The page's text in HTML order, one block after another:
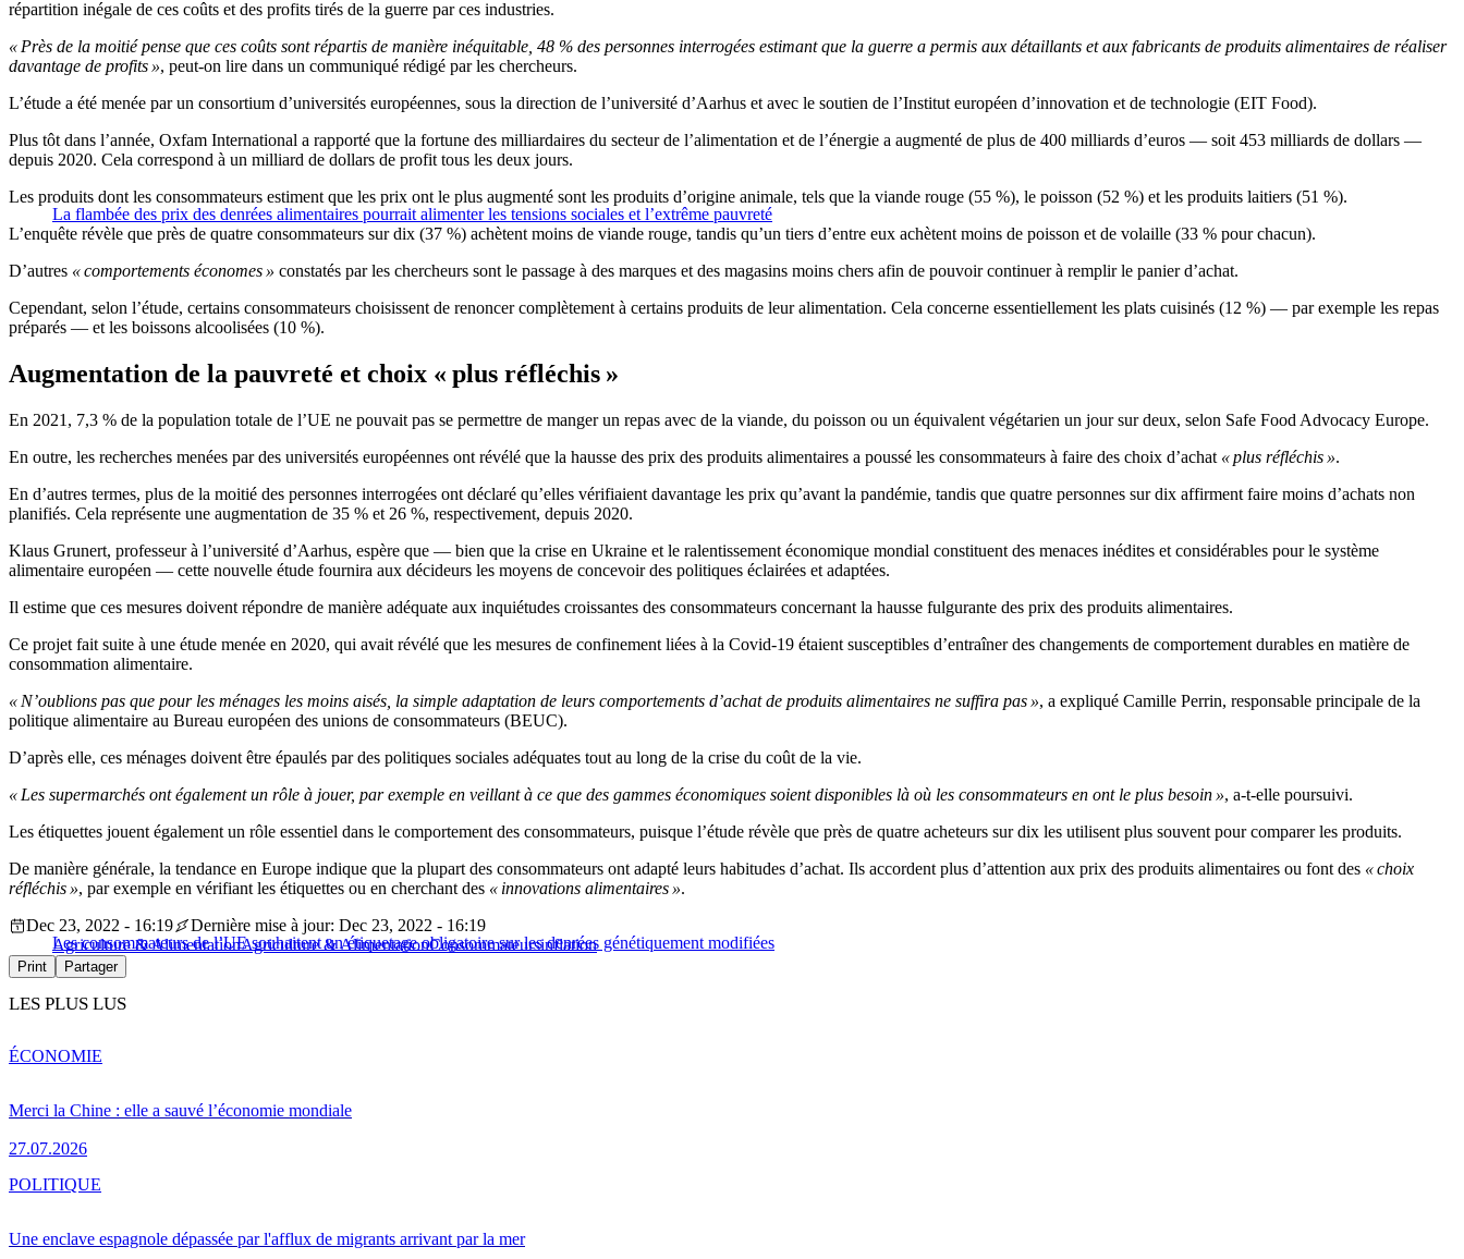
répartition inégale de ces coûts et des profits tirés de la guerre par ces industries.
« Près de la moitié pense que ces coûts sont répartis de manière inéquitable, 48 % des personnes interrogées estimant que la guerre a permis aux détaillants et aux fabricants de produits alimentaires de réaliser
davantage de profits », peut-on lire dans un communiqué rédigé par les chercheurs.
L’étude a été menée par un consortium d’universités européennes, sous la direction de l’université d’Aarhus et avec le soutien de l’Institut européen d’innovation et de technologie (EIT Food).
Plus tôt dans l’année, Oxfam International a rapporté que la fortune des milliardaires du secteur de l’alimentation et de l’énergie a augmenté de plus de 400 milliards d’euros — soit 453 milliards de dollars —
depuis 2020. Cela correspond à un milliard de dollars de profit tous les deux jours.
La flambée des prix des denrées alimentaires pourrait alimenter les tensions sociales et l’extrême pauvreté
Les produits dont les consommateurs estiment que les prix ont le plus augmenté sont les produits d’origine animale, tels que la viande rouge (55 %), le poisson (52 %) et les produits laitiers (51 %).
L’enquête révèle que près de quatre consommateurs sur dix (37 %) achètent moins de viande rouge, tandis qu’un tiers d’entre eux achètent moins de poisson et de volaille (33 % pour chacun).
D’autres « comportements économes » constatés par les chercheurs sont le passage à des marques et des magasins moins chers afin de pouvoir continuer à remplir le panier d’achat.
Cependant, selon l’étude, certains consommateurs choisissent de renoncer complètement à certains produits de leur alimentation. Cela concerne essentiellement les plats cuisinés (12 %) — par exemple les repas
préparés — et les boissons alcoolisées (10 %).
Augmentation de la pauvreté et choix « plus réfléchis »
En 2021, 7,3 % de la population totale de l’UE ne pouvait pas se permettre de manger un repas avec de la viande, du poisson ou un équivalent végétarien un jour sur deux, selon Safe Food Advocacy Europe.
En outre, les recherches menées par des universités européennes ont révélé que la hausse des prix des produits alimentaires a poussé les consommateurs à faire des choix d’achat « plus réfléchis ».
En d’autres termes, plus de la moitié des personnes interrogées ont déclaré qu’elles vérifiaient davantage les prix qu’avant la pandémie, tandis que quatre personnes sur dix affirment faire moins d’achats non
planifiés. Cela représente une augmentation de 35 % et 26 %, respectivement, depuis 2020.
Klaus Grunert, professeur à l’université d’Aarhus, espère que — bien que la crise en Ukraine et le ralentissement économique mondial constituent des menaces inédites et considérables pour le système
alimentaire européen — cette nouvelle étude fournira aux décideurs les moyens de concevoir des politiques éclairées et adaptées.
Il estime que ces mesures doivent répondre de manière adéquate aux inquiétudes croissantes des consommateurs concernant la hausse fulgurante des prix des produits alimentaires.
Ce projet fait suite à une étude menée en 2020, qui avait révélé que les mesures de confinement liées à la Covid-19 étaient susceptibles d’entraîner des changements de comportement durables en matière de
consommation alimentaire.
« N’oublions pas que pour les ménages les moins aisés, la simple adaptation de leurs comportements d’achat de produits alimentaires ne suffira pas », a expliqué Camille Perrin, responsable principale de la
politique alimentaire au Bureau européen des unions de consommateurs (BEUC).
D’après elle, ces ménages doivent être épaulés par des politiques sociales adéquates tout au long de la crise du coût de la vie.
« Les supermarchés ont également un rôle à jouer, par exemple en veillant à ce que des gammes économiques soient disponibles là où les consommateurs en ont le plus besoin », a-t-elle poursuivi.
Les étiquettes jouent également un rôle essentiel dans le comportement des consommateurs, puisque l’étude révèle que près de quatre acheteurs sur dix les utilisent plus souvent pour comparer les produits.
De manière générale, la tendance en Europe indique que la plupart des consommateurs ont adapté leurs habitudes d’achat. Ils accordent plus d’attention aux prix des produits alimentaires ou font des « choix
réfléchis », par exemple en vérifiant les étiquettes ou en cherchant des « innovations alimentaires ».
Les consommateurs de l’UE souhaitent un étiquetage obligatoire sur les denrées génétiquement modifiées
Dec 23, 2022 - 16:19
Dernière mise à jour: Dec 23, 2022 - 16:19
Agriculture & AlimentationAgriculture & AlimentationConsommateursinflation
Print Partager
LES PLUS LUS
Merci la Chine : elle a sauvé l’économie mondiale
27.07.2026
ÉCONOMIE
Une enclave espagnole dépassée par l'afflux de migrants arrivant par la mer
POLITIQUE